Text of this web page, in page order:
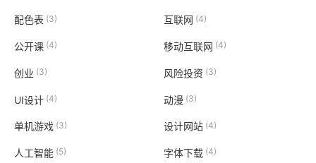
配色表 (3) 互联网 (4)
公开课 (4) 移动互联网 (4)
创业 (3) 风险投资 (3)
UI设计 (4) 动漫 (3)
单机游戏 (3) 设计网站(4)
人工智能 (5) 字体下载(4)